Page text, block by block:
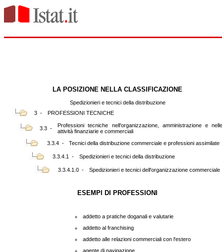
LA POSIZIONE NELLA CLASSIFICAZIONE
Spedizionieri e tecnici della distribuzione
3 -
PROFESSIONI TECNICHE
3.3 -
Professioni tecniche nell'organizzazione, amministrazione e
attività finanziarie e commerciali
3.3.4 -
Tecnici della distribuzione commerciale e professioni assimilate
3.3.4.1 - Spedizionieri e tecnici della distribuzione
3.3.4.1.0 - Spedizionieri e tecnici dell'organizzazione commerciale
ESEMPI DI PROFESSIONI
addetto a pratiche doganali e valutarie
addetto al franchising
addetto alle relazioni commerciali con l'estero
agente di navigazione